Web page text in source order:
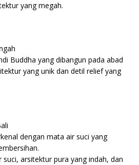
yang megah.
Buddha yang dibangun pada abad
yang unik dan detil relief yang
dengan mata air suci yang
suci, arsitektur pura yang indah, dan